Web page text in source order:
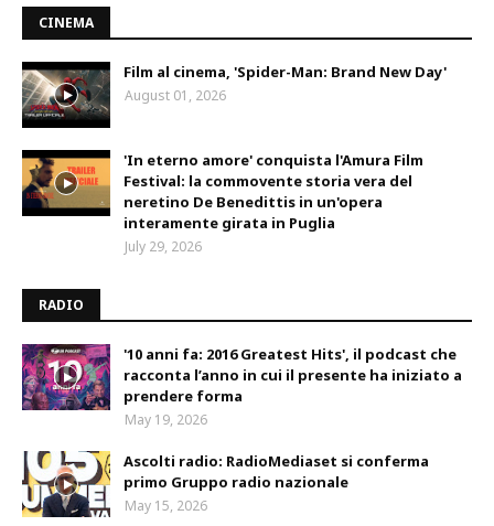
CINEMA
Film al cinema, 'Spider-Man: Brand New Day'
August 01, 2026
'In eterno amore' conquista l'Amura Film
Festival: la commovente storia vera del
neretino De Benedittis in un'opera
interamente girata in Puglia
July 29, 2026
RADIO
'10 anni fa: 2016 Greatest Hits', il podcast che
racconta l’anno in cui il presente ha iniziato a
prendere forma
May 19, 2026
Ascolti radio: RadioMediaset si conferma
primo Gruppo radio nazionale
May 15, 2026